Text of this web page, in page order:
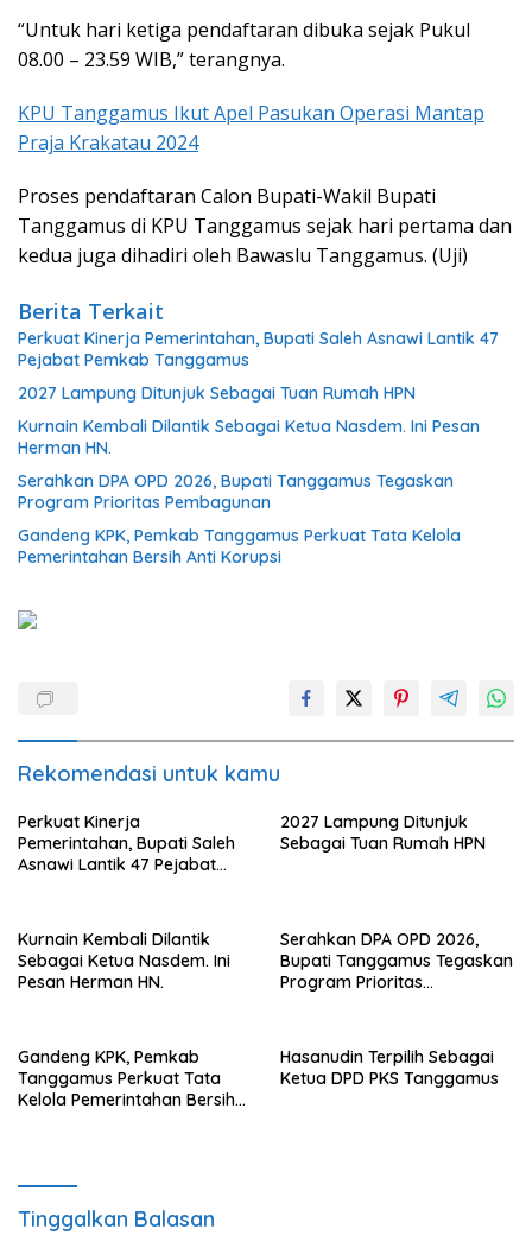
“Untuk hari ketiga pendaftaran dibuka sejak Pukul
08.00 – 23.59 WIB,” terangnya.
KPU Tanggamus Ikut Apel Pasukan Operasi Mantap
Praja Krakatau 2024
Proses pendaftaran Calon Bupati-Wakil Bupati
Tanggamus di KPU Tanggamus sejak hari pertama dan
kedua juga dihadiri oleh Bawaslu Tanggamus. (Uji)
Berita Terkait
Perkuat Kinerja Pemerintahan, Bupati Saleh Asnawi Lantik 47
Pejabat Pemkab Tanggamus
2027 Lampung Ditunjuk Sebagai Tuan Rumah HPN
Kurnain Kembali Dilantik Sebagai Ketua Nasdem. Ini Pesan
Herman HN.
Serahkan DPA OPD 2026, Bupati Tanggamus Tegaskan
Program Prioritas Pembagunan
Gandeng KPK, Pemkab Tanggamus Perkuat Tata Kelola
Pemerintahan Bersih Anti Korupsi
Rekomendasi untuk kamu
Perkuat Kinerja
Pemerintahan, Bupati Saleh
Asnawi Lantik 47 Pejabat
2027 Lampung Ditunjuk
Sebagai Tuan Rumah HPN
Kurnain Kembali Dilantik
Sebagai Ketua Nasdem. Ini
Pesan Herman HN.
Serahkan DPA OPD 2026,
Bupati Tanggamus Tegaskan
Program Prioritas
Gandeng KPK, Pemkab
Tanggamus Perkuat Tata
Kelola Pemerintahan Bersih
Hasanudin Terpilih Sebagai
Ketua DPD PKS Tanggamus
Tinggalkan Balasan